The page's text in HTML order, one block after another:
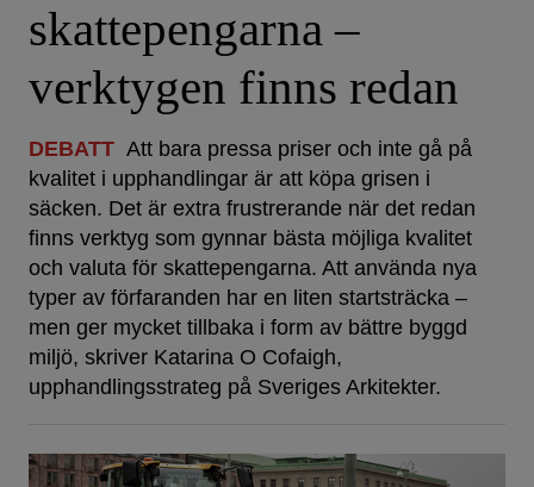
skattepengarna –
verktygen finns redan
DEBATT Att bara pressa priser och inte gå på
kvalitet i upphandlingar är att köpa grisen i
säcken. Det är extra frustrerande när det redan
finns verktyg som gynnar bästa möjliga kvalitet
och valuta för skattepengarna. Att använda nya
typer av förfaranden har en liten startsträcka –
men ger mycket tillbaka i form av bättre byggd
miljö, skriver Katarina O Cofaigh,
upphandlingsstrateg på Sveriges Arkitekter.